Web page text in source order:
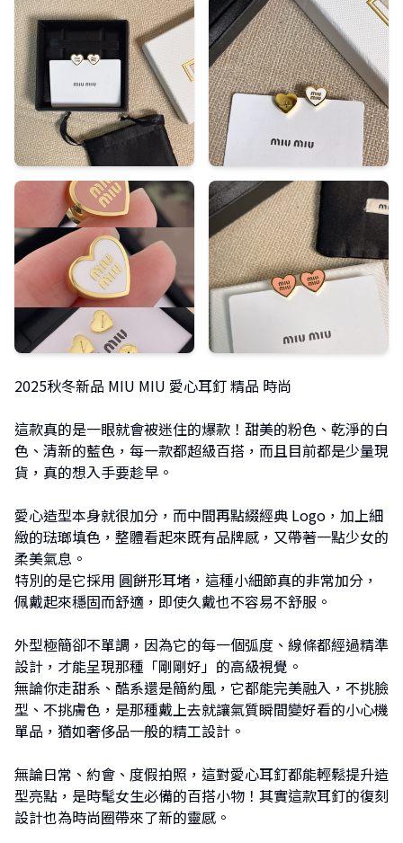
2025秋冬新品 MIU MIU 愛心耳釘 精品 時尚
這款真的是一眼就會被迷住的爆款！甜美的粉色、乾淨的白
色、清新的藍色，每一款都超級百搭，而且目前都是少量現
貨，真的想入手要趁早。
愛心造型本身就很加分，而中間再點綴經典 Logo，加上細
緻的琺瑯填色，整體看起來既有品牌感，又帶著一點少女的
柔美氣息。
特別的是它採用 圓餅形耳堵，這種小細節真的非常加分，
佩戴起來穩固而舒適，即使久戴也不容易不舒服。
外型極簡卻不單調，因為它的每一個弧度、線條都經過精準
設計，才能呈現那種「剛剛好」的高級視覺。
無論你走甜系、酷系還是簡約風，它都能完美融入，不挑臉
型、不挑膚色，是那種戴上去就讓氣質瞬間變好看的小心機
單品，猶如奢侈品一般的精工設計。
無論日常、約會、度假拍照，這對愛心耳釘都能輕鬆提升造
型亮點，是時髦女生必備的百搭小物！其實這款耳釘的復刻
設計也為時尚圈帶來了新的靈感。